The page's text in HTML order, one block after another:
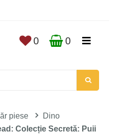
0 0
piese
Dino
Colecție Secretă: Puii